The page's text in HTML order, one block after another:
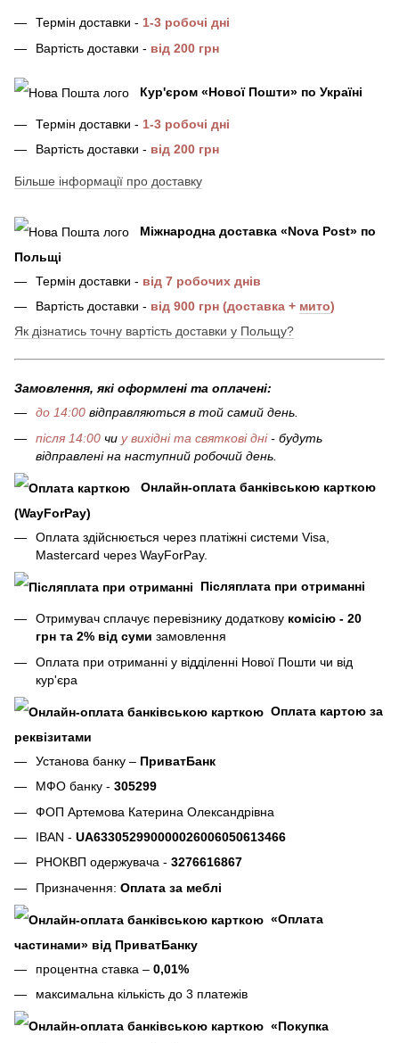
Термін доставки - 1-3 робочі дні
Вартість доставки - від 200 грн
Кур'єром «Нової Пошти» по Україні
Термін доставки - 1-3 робочі дні
Вартість доставки - від 200 грн
Більше інформації про доставку
Міжнародна доставка «Nova Post» по
Польщі
Термін доставки - від 7 робочих днів
Вартість доставки - від 900 грн (доставка + мито)
Як дізнатись точну вартість доставки у Польщу?
Замовлення, які оформлені та оплачені:
до 14:00 відправляються в той самий день.
після 14:00 чи у вихідні та святкові дні- будуть
відправлені на наступний робочий день.
Онлайн-оплата банківською карткою
(WayForPay)
Оплата здійснюється через платіжні системи Visa,
Mastercard через WayForPay.
Післяплата при отриманні
Отримувач сплачує перевізнику додаткову комісію - 20
грн та 2% від суми замовлення
Оплата при отриманні у відділенні Нової Пошти чи від
кур'єра
Оплата картою за
реквізитами
Установа банку – ПриватБанк
МФО банку - 305299
ФОП Артемова Катерина Олександрівна
IBAN - UA633052990000026006050613466
РНОКВП одержувача - 3276616867
Призначення: Оплата за меблі
«Оплата
частинами» від ПриватБанку
процентна ставка – 0,01%
максимальна кількість до 3 платежів
«Покупка